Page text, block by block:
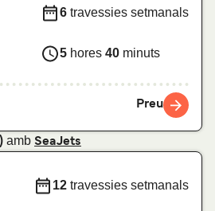
6 travessies setmanals
5 hores 40 minuts
Preu
amb SeaJets
12 travessies setmanals